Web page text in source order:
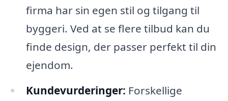
firma har sin egen stil og tilgang til
byggeri. Ved at se flere tilbud kan du
finde design, der passer perfekt til din
ejendom.
Kundevurderinger: Forskellige